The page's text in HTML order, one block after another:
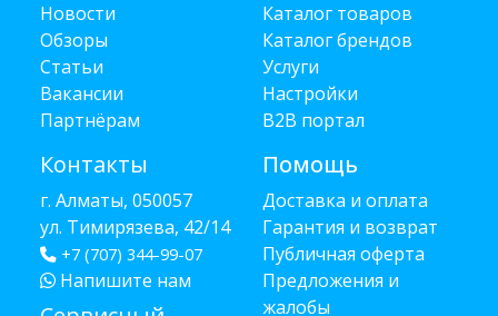
Новости
Обзоры
Статьи
Вакансии
Партнёрам
Контакты
г. Алматы, 050057
ул. Тимирязева, 42/14
+7 (707) 344-99-07
Напишите нам
Каталог товаров
Каталог брендов
Услуги
Настройки
B2B портал
Помощь
Доставка и оплата
Гарантия и возврат
Публичная оферта
Предложения и
жалобы